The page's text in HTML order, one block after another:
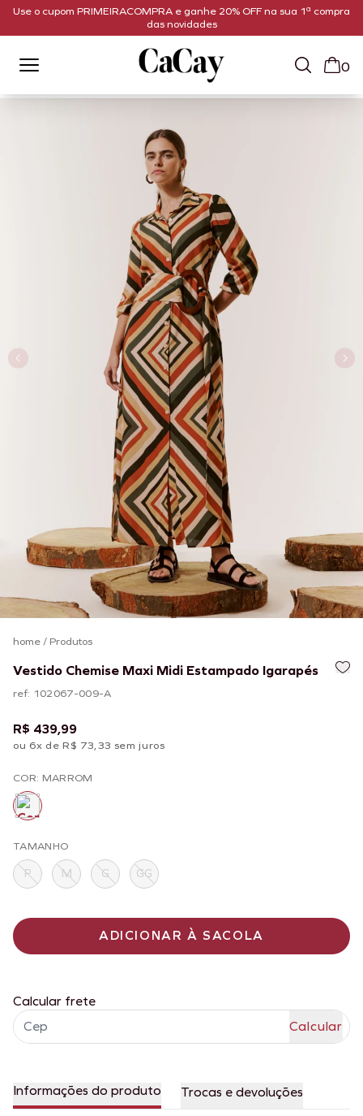
Use o cupom PRIMEIRACOMPRA e ganhe 20% OFF na sua 1ª compra
das novidades
0
home/ Produtos
Vestido Chemise Maxi Midi Estampado Igarapés
ref: 102067-009-A
R$ 439,99
ou 6x de R$ 73,33 sem juros
COR: MARROM
TAMANHO
P M G GG
ADICIONAR À SACOLA
Calcular frete
Informações do produto Trocas e devoluções